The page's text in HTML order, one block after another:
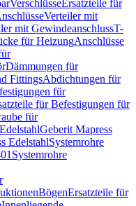
VerschlüsseErsatzteile für
Verteiler mit
mit GewindeanschlussT-
für HeizungAnschlüsse
Dämmungen für
FittingsAbdichtungen für
für
für Befestigungen für
für
Geberit Mapress
EdelstahlSystemrohre
Systemrohre
BögenErsatzteile für